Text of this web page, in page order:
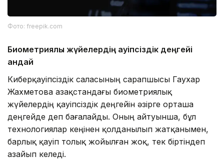
Фото: freepik.com
Биометриялық жүйелердің қауіпсіздік деңгейі
қандай
Киберқауіпсіздік саласының сарапшысы Гаухар
Жахметова Қазақстандағы биометриялық
жүйелердің қауіпсіздік деңгейін әзірге орташа
деңгейде деп бағалайды. Оның айтуынша, бұл
технологиялар кеңінен қолданылып жатқанымен,
барлық қауіп толық жойылған жоқ, тек біртіндеп
азайып келеді.